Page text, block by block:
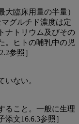
⼤臨床⽤量の半量）
グルチド濃度は定
ナトリウム及びその
。ヒトの哺乳中の児
参照］
いない。
ること。一般に生理
文16.6.3参照］